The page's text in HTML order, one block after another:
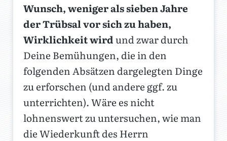
Wunsch, weniger als sieben Jahre
der Trübsal vor sich zu haben,
Wirklichkeit wirdund zwar durch
Deine Bemühungen, die in den
folgenden Absätzen dargelegten Dinge
zu erforschen (und andere ggf. zu
unterrichten). Wäre es nicht
lohnenswert zu untersuchen, wie man
die Wiederkunft des Herrn